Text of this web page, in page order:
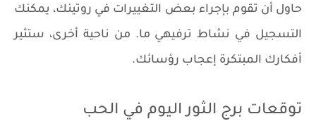
حاول أن تقوم بإجراء بعض التغييرات في روتينك، يمكنك
التسجيل في نشاط ترفيهي ما. من ناحية أخرى، ستثير
أفكارك المبتكرة إعجاب رؤسائك.
توقعات برج الثور اليوم في الحب